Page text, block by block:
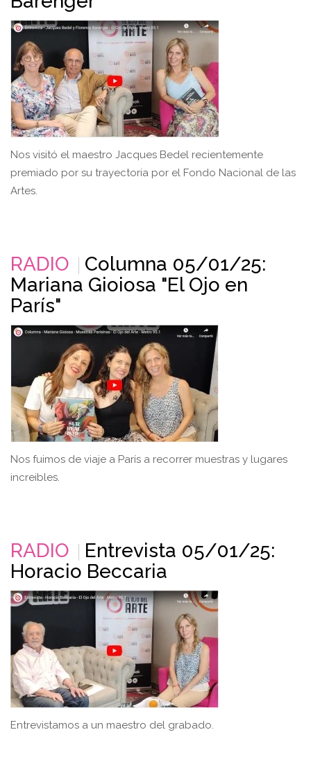
Nos visitó el maestro Jacques Bedel recientemente
premiado por su trayectoria por el Fondo Nacional de las
Artes.
RADIO
Columna 05/01/25:
Mariana Gioiosa "El Ojo en
París"
Nos fuimos de viaje a París a recorrer muestras y lugares
increibles.
RADIO
Entrevista 05/01/25:
Horacio Beccaria
Entrevistamos a un maestro del grabado.